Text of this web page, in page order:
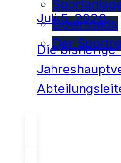
Downloads
Der
Juli 5, 2026
Die bisherige